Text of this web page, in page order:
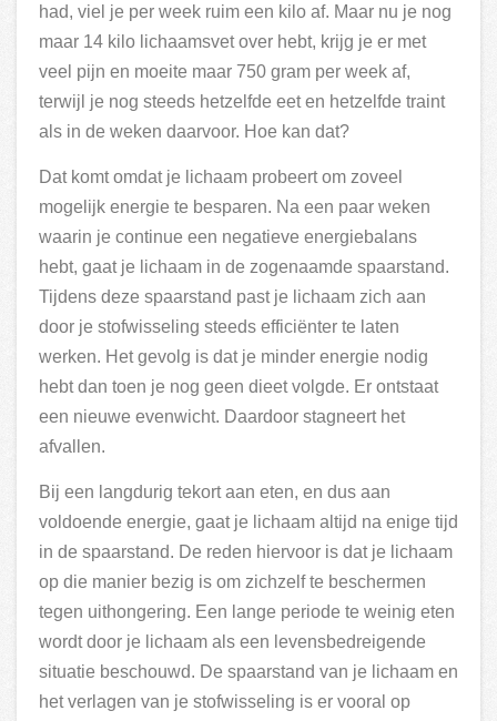
had, viel je per week ruim een kilo af. Maar nu je nog
maar 14 kilo lichaamsvet over hebt, krijg je er met
veel pijn en moeite maar 750 gram per week af,
terwijl je nog steeds hetzelfde eet en hetzelfde traint
als in de weken daarvoor. Hoe kan dat?
Dat komt omdat je lichaam probeert om zoveel
mogelijk energie te besparen. Na een paar weken
waarin je continue een negatieve energiebalans
hebt, gaat je lichaam in de zogenaamde spaarstand.
Tijdens deze spaarstand past je lichaam zich aan
door je stofwisseling steeds efficiënter te laten
werken. Het gevolg is dat je minder energie nodig
hebt dan toen je nog geen dieet volgde. Er ontstaat
een nieuwe evenwicht. Daardoor stagneert het
afvallen.
Bij een langdurig tekort aan eten, en dus aan
voldoende energie, gaat je lichaam altijd na enige tijd
in de spaarstand. De reden hiervoor is dat je lichaam
op die manier bezig is om zichzelf te beschermen
tegen uithongering. Een lange periode te weinig eten
wordt door je lichaam als een levensbedreigende
situatie beschouwd. De spaarstand van je lichaam en
het verlagen van je stofwisseling is er vooral op